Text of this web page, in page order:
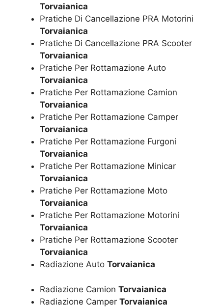
Torvaianica
Pratiche Di Cancellazione PRA Motorini
Torvaianica
Pratiche Di Cancellazione PRA Scooter
Torvaianica
Pratiche Per Rottamazione Auto
Torvaianica
Pratiche Per Rottamazione Camion
Torvaianica
Pratiche Per Rottamazione Camper
Torvaianica
Pratiche Per Rottamazione Furgoni
Torvaianica
Pratiche Per Rottamazione Minicar
Torvaianica
Pratiche Per Rottamazione Moto
Torvaianica
Pratiche Per Rottamazione Motorini
Torvaianica
Pratiche Per Rottamazione Scooter
Torvaianica
Radiazione Auto Torvaianica
Radiazione Camion Torvaianica
Radiazione Camper Torvaianica